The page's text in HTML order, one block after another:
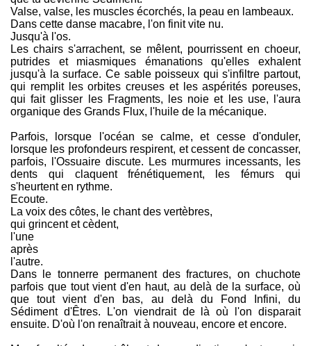
Valse, valse, les muscles écorchés, la peau en lambeaux.
Dans cette danse macabre, l'on finit vite nu.
Jusqu'à l'os.
Les chairs s'arrachent, se mêlent, pourrissent en choeur,
putrides et miasmiques émanations qu'elles exhalent
jusqu'à la surface. Ce sable poisseux qui s'infiltre partout,
qui remplit les orbites creuses et les aspérités poreuses,
qui fait glisser les Fragments, les noie et les use, l'aura
organique des Grands Flux, l'huile de la mécanique.
Parfois, lorsque l'océan se calme, et cesse d'onduler,
lorsque les profondeurs respirent, et cessent de concasser,
parfois, l'Ossuaire discute. Les murmures incessants, les
dents qui claquent frénétiquement, les fémurs qui
s'heurtent en rythme.
Ecoute.
La voix des côtes, le chant des vertèbres,
qui grincent et cèdent,
l'une
après
l'autre.
Dans le tonnerre permanent des fractures, on chuchote
parfois que tout vient d'en haut, au delà de la surface, où
que tout vient d'en bas, au delà du Fond Infini, du
Sédiment d'Êtres. L'on viendrait de là où l'on disparait
ensuite. D'où l'on renaîtrait à nouveau, encore et encore.